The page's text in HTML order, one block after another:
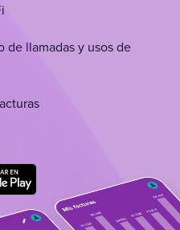
de llamadas y usos de